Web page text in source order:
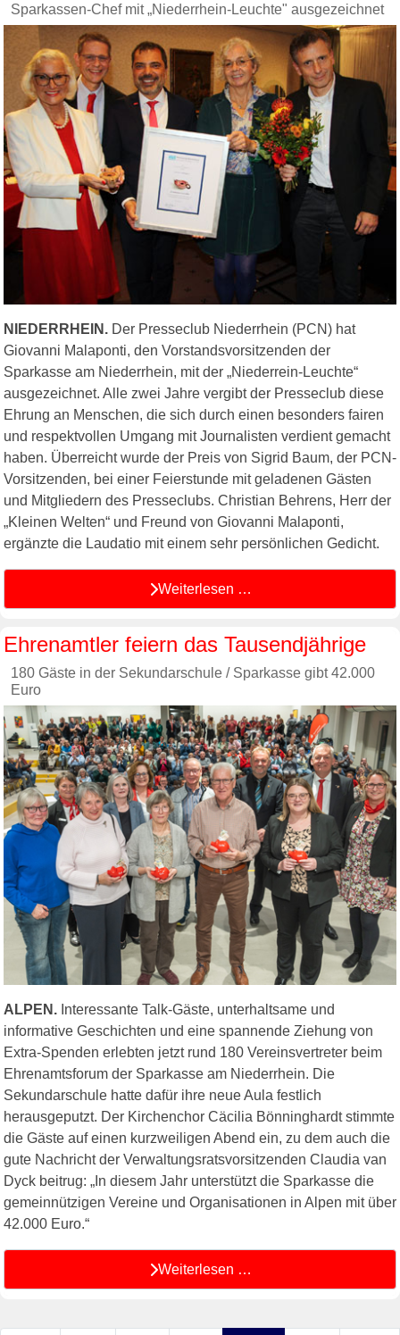
Sparkassen-Chef mit „Niederrhein-Leuchte" ausgezeichnet
NIEDERRHEIN. Der Presseclub Niederrhein (PCN) hat
Giovanni Malaponti, den Vorstandsvorsitzenden der
Sparkasse am Niederrhein, mit der „Niederrein-Leuchte“
ausgezeichnet. Alle zwei Jahre vergibt der Presseclub diese
Ehrung an Menschen, die sich durch einen besonders fairen
und respektvollen Umgang mit Journalisten verdient gemacht
haben. Überreicht wurde der Preis von Sigrid Baum, der PCN-
Vorsitzenden, bei einer Feierstunde mit geladenen Gästen
und Mitgliedern des Presseclubs. Christian Behrens, Herr der
„Kleinen Welten“ und Freund von Giovanni Malaponti,
ergänzte die Laudatio mit einem sehr persönlichen Gedicht.
Weiterlesen …
Ehrenamtler feiern das Tausendjährige
180 Gäste in der Sekundarschule / Sparkasse gibt 42.000
Euro
ALPEN. Interessante Talk-Gäste, unterhaltsame und
informative Geschichten und eine spannende Ziehung von
Extra-Spenden erlebten jetzt rund 180 Vereinsvertreter beim
Ehrenamtsforum der Sparkasse am Niederrhein. Die
Sekundarschule hatte dafür ihre neue Aula festlich
herausgeputzt. Der Kirchenchor Cäcilia Bönninghardt stimmte
die Gäste auf einen kurzweiligen Abend ein, zu dem auch die
gute Nachricht der Verwaltungsratsvorsitzenden Claudia van
Dyck beitrug: „In diesem Jahr unterstützt die Sparkasse die
gemeinnützigen Vereine und Organisationen in Alpen mit über
42.000 Euro.“
Weiterlesen …